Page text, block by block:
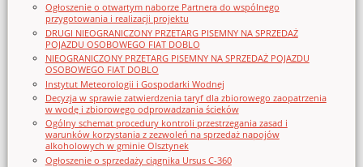
Ogłoszenie o otwartym naborze Partnera do wspólnego
przygotowania i realizacji projektu
DRUGI NIEOGRANICZONY PRZETARG PISEMNY NA SPRZEDAŻ
POJAZDU OSOBOWEGO FIAT DOBLO
NIEOGRANICZONY PRZETARG PISEMNY NA SPRZEDAŻ POJAZDU
OSOBOWEGO FIAT DOBLO
Instytut Meteorologii i Gospodarki Wodnej
Decyzja w sprawie zatwierdzenia taryf dla zbiorowego zaopatrzenia
w wodę i zbiorowego odprowadzania ścieków
Ogólny schemat procedury kontroli przestrzegania zasad i
warunków korzystania z zezwoleń na sprzedaż napojów
alkoholowych w gminie Olsztynek
Ogłoszenie o sprzedaży ciągnika Ursus C-360